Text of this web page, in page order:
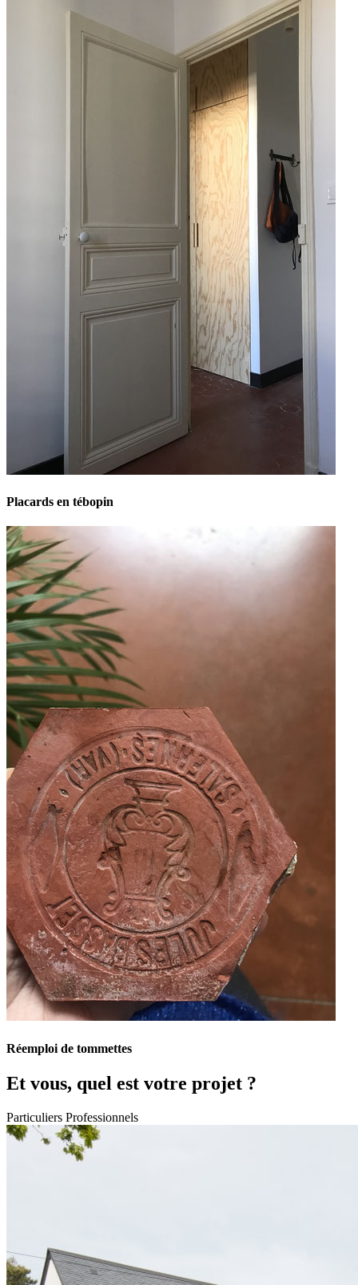
Placards en tébopin
Réemploi de tommettes
Et vous, quel est votre projet ?
Particuliers Professionnels